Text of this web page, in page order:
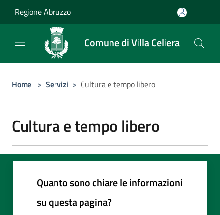
Regione Abruzzo
Comune di Villa Celiera
Home > Servizi > Cultura e tempo libero
Cultura e tempo libero
Quanto sono chiare le informazioni
su questa pagina?